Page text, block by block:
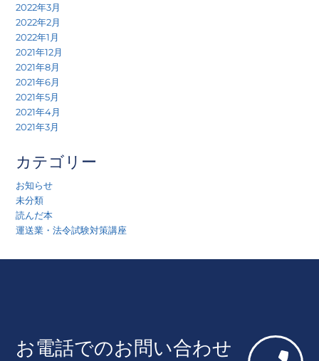
2022年3月
2022年2月
2022年1月
2021年12月
2021年8月
2021年6月
2021年5月
2021年4月
2021年3月
カテゴリー
お知らせ
未分類
読んだ本
運送業・法令試験対策講座
お電話でのお問い合わせ